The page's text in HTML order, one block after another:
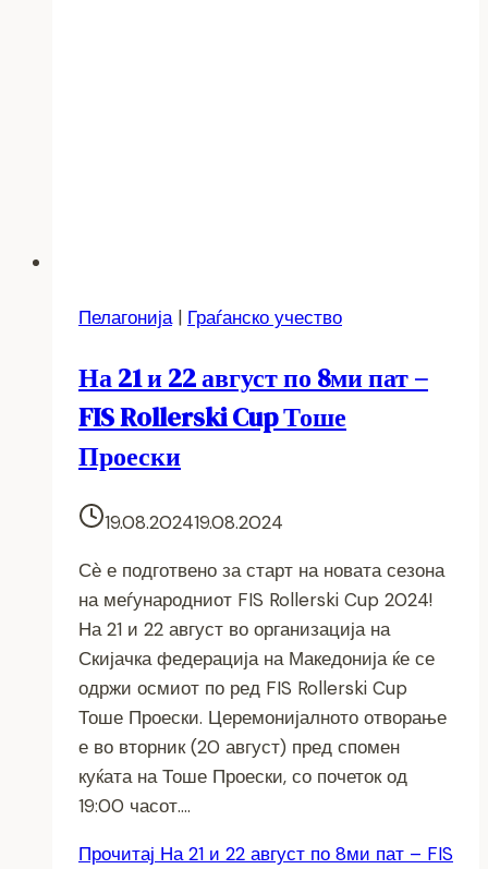
Пелагонија| Граѓанско учество
На 21 и 22 август по 8ми пат –
FIS Rollerski Cup Тоше
Проески
19.08.202419.08.2024
Сѐ е подготвено за старт на новата сезона
на меѓународниот FIS Rollerski Cup 2024!
На 21 и 22 август во организација на
Скијачка федерација на Македонија ќе се
одржи осмиот по ред FIS Rollerski Cup
Тоше Проески. Церемонијалното отворање
е во вторник (20 август) пред спомен
куќата на Тоше Проески, со почеток од
19:00 часот….
Прочитај На 21 и 22 август по 8ми пат – FIS